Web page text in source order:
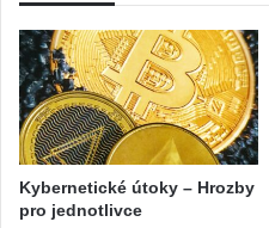
Kybernetické útoky – Hrozby
pro jednotlivce